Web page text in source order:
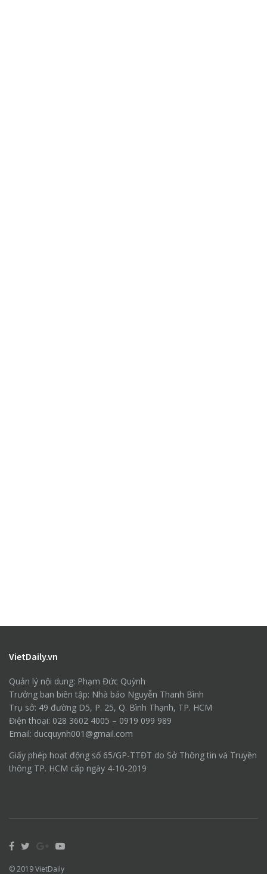
VietDaily.vn
Quản lý nội dung: Phạm Đức Quỳnh
Trưởng ban biên tập: Nhà báo Nguyễn Thanh Bình
Trụ sở: 49 đường D5, P. 25, Q. Bình Thạnh, TP. HCM
Điện thoại: 028 3602 4005 – 0919 099 989
Email: ducquynh001@gmail.com
Giấy phép hoạt động số 65/GP-TTĐT do Sở Thông tin và Truyền
thông TP. HCM cấp ngày 4-10-2019
© 2019VietDaily